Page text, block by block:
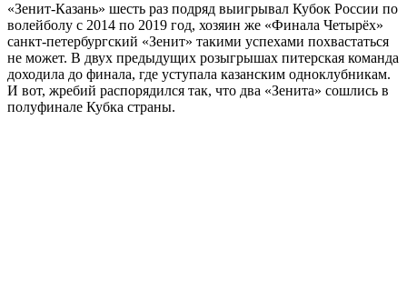
«Зенит-Казань» шесть раз подряд выигрывал Кубок России по
волейболу с 2014 по 2019 год, хозяин же «Финала Четырёх»
санкт-петербургский «Зенит» такими успехами похвастаться
не может. В двух предыдущих розыгрышах питерская команда
доходила до финала, где уступала казанским одноклубникам.
И вот, жребий распорядился так, что два «Зенита» сошлись в
полуфинале Кубка страны.